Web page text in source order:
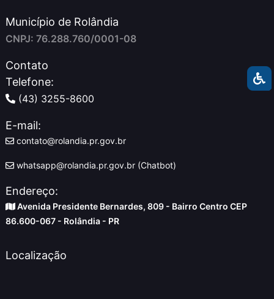
Município de Rolândia
CNPJ: 76.288.760/0001-08
Contato
Telefone:
(43) 3255-8600
E-mail:
contato@rolandia.pr.gov.br
whatsapp@rolandia.pr.gov.br (Chatbot)
Endereço:
Avenida Presidente Bernardes, 809 - Bairro Centro CEP
86.600-067 - Rolândia - PR
Localização